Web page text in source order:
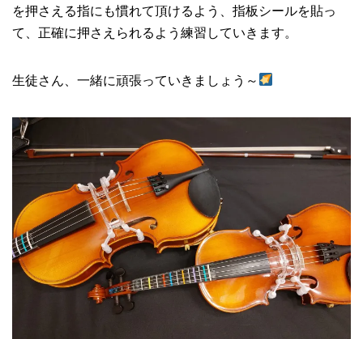
を押さえる指にも慣れて頂けるよう、指板シールを貼っ
て、正確に押さえられるよう練習していきます。
生徒さん、一緒に頑張っていきましょう～